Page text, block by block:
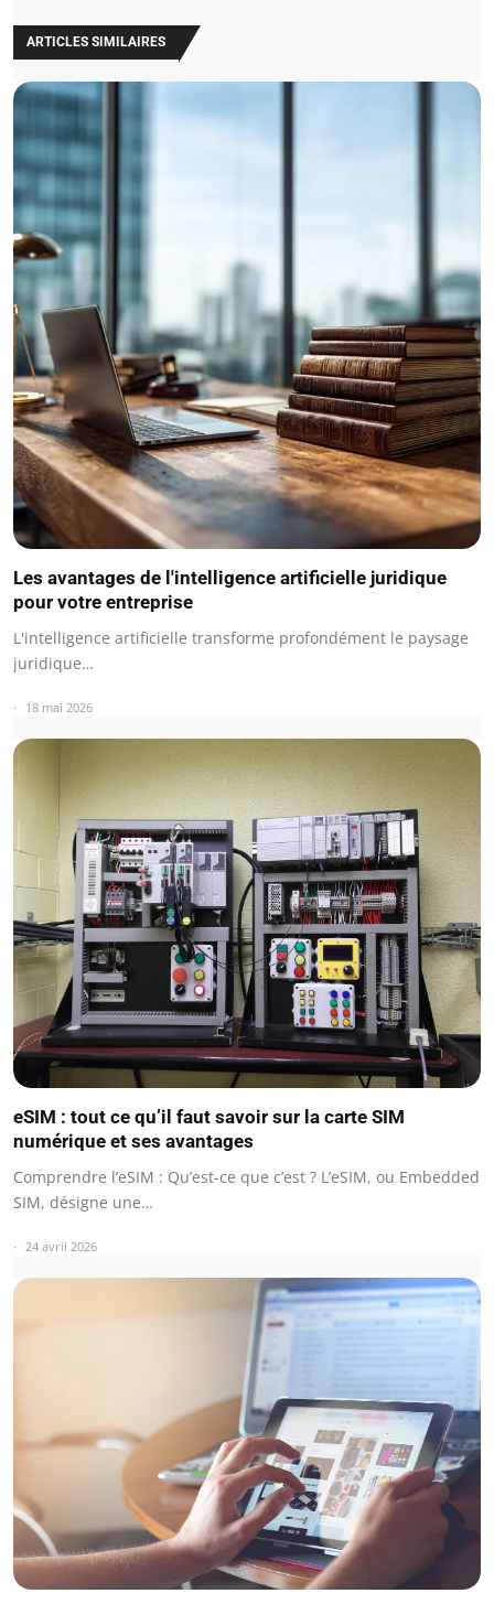
ARTICLES SIMILAIRES
Les avantages de l'intelligence artificielle juridique
pour votre entreprise
L'intelligence artificielle transforme profondément le paysage
juridique…
18 mai 2026
eSIM : tout ce qu’il faut savoir sur la carte SIM
numérique et ses avantages
Comprendre l’eSIM : Qu’est-ce que c’est ? L’eSIM, ou Embedded
SIM, désigne une…
24 avril 2026